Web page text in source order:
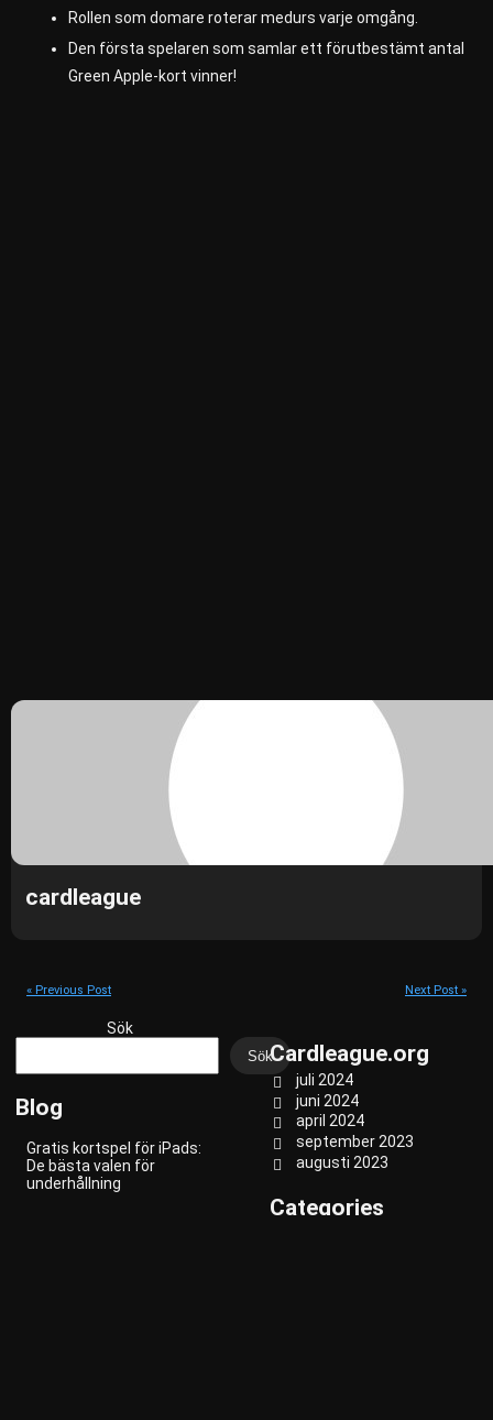
Rollen som domare roterar medurs varje omgång.
Den första spelaren som samlar ett förutbestämt antal
Green Apple-kort vinner!
cardleague
« Previous Post Next Post »
Sök
Sök
Blog
Gratis kortspel för iPads:
De bästa valen för
underhållning
Cardleague.org
juli 2024
juni 2024
april 2024
september 2023
augusti 2023
Categories